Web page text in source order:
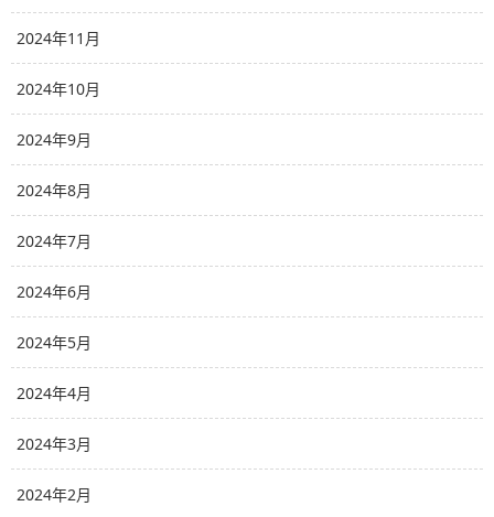
2024年11月
2024年10月
2024年9月
2024年8月
2024年7月
2024年6月
2024年5月
2024年4月
2024年3月
2024年2月